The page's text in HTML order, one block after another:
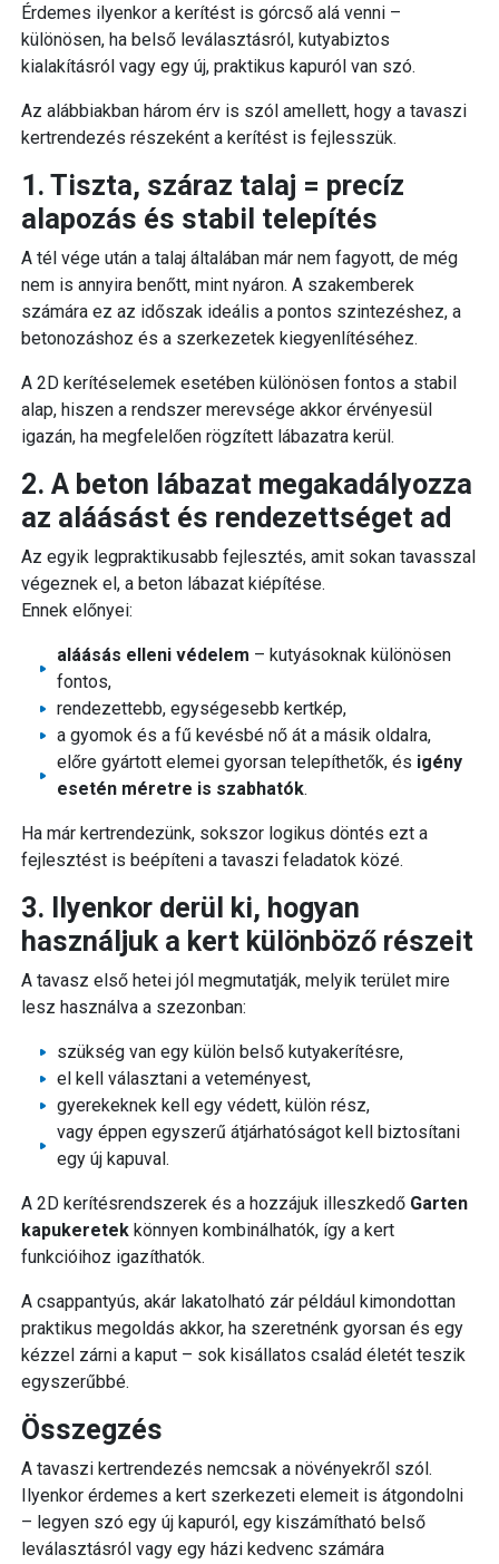
Érdemes ilyenkor a kerítést is górcső alá venni –
különösen, ha belső leválasztásról, kutyabiztos
kialakításról vagy egy új, praktikus kapuról van szó.
Az alábbiakban három érv is szól amellett, hogy a tavaszi
kertrendezés részeként a kerítést is fejlesszük.
1. Tiszta, száraz talaj = precíz
alapozás és stabil telepítés
A tél vége után a talaj általában már nem fagyott, de még
nem is annyira benőtt, mint nyáron. A szakemberek
számára ez az időszak ideális a pontos szintezéshez, a
betonozáshoz és a szerkezetek kiegyenlítéséhez.
A 2D kerítéselemek esetében különösen fontos a stabil
alap, hiszen a rendszer merevsége akkor érvényesül
igazán, ha megfelelően rögzített lábazatra kerül.
2. A beton lábazat megakadályozza
az aláásást és rendezettséget ad
Az egyik legpraktikusabb fejlesztés, amit sokan tavasszal
végeznek el, a beton lábazat kiépítése.
Ennek előnyei:
aláásás elleni védelem – kutyásoknak különösen
fontos,
rendezettebb, egységesebb kertkép,
a gyomok és a fű kevésbé nő át a másik oldalra,
előre gyártott elemei gyorsan telepíthetők, és igény
esetén méretre is szabhatók.
Ha már kertrendezünk, sokszor logikus döntés ezt a
fejlesztést is beépíteni a tavaszi feladatok közé.
3. Ilyenkor derül ki, hogyan
használjuk a kert különböző részeit
A tavasz első hetei jól megmutatják, melyik terület mire
lesz használva a szezonban:
szükség van egy külön belső kutyakerítésre,
el kell választani a veteményest,
gyerekeknek kell egy védett, külön rész,
vagy éppen egyszerű átjárhatóságot kell biztosítani
egy új kapuval.
A 2D kerítésrendszerek és a hozzájuk illeszkedő Garten
kapukeretekkönnyen kombinálhatók, így a kert
funkcióihoz igazíthatók.
A csappantyús, akár lakatolható zár például kimondottan
praktikus megoldás akkor, ha szeretnénk gyorsan és egy
kézzel zárni a kaput – sok kisállatos család életét teszik
egyszerűbbé.
Összegzés
A tavaszi kertrendezés nemcsak a növényekről szól.
Ilyenkor érdemes a kert szerkezeti elemeit is átgondolni
– legyen szó egy új kapuról, egy kiszámítható belső
leválasztásról vagy egy házi kedvenc számára